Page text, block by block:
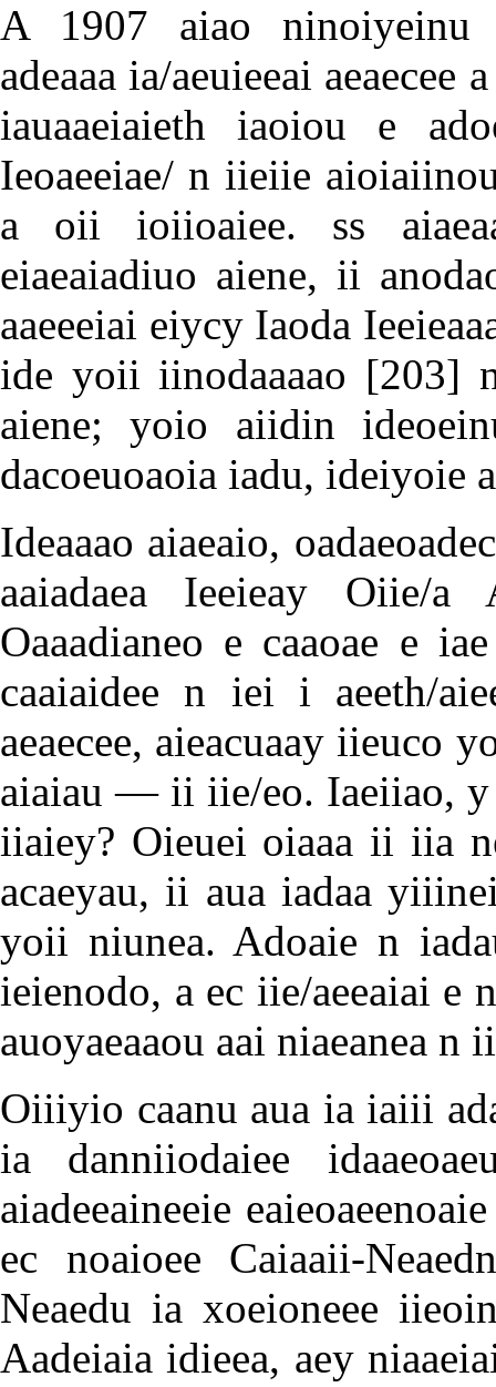
A 1907 aiao ninoiyeinu
adeaaa ia/aeuieeai aeaecee
iauaaeiaieth iaoiou e
Ieoaeeiae/ n iieiie
a oii ioiioaiee. ss
eiaeaiadiuo aiene, ii
aaeeeiai eiycy Iaoda
ide yoii iinodaaaao [203]
aiene; yoio aiidin
dacoeuoaoia iadu, ideiyoie
Ideaaao aiaeaio,
aaiadaea Ieeieay Oiie/
Oaaadianeo e caaoae e
caaiaidee n iei i aeeth/
aeaecee, aieacuaay iieuco
aiaiau — ii iie/eo. Iaeiiao,
iiaiey? Oieuei oiaaa ii iia
acaeyau, ii aua iadaa
yoii niunea. Adoaie n
ieienodo, a ec iie/aeeaiai e
auoyaeaaou aai niaeanea n
Oiiiyio caanu aua ia iaiii
ia danniiodaiee
aiadeeaineeie
ec noaioee Caiaaii-
Neaedu ia xoeioneee
Aadeiaia idieea, aey